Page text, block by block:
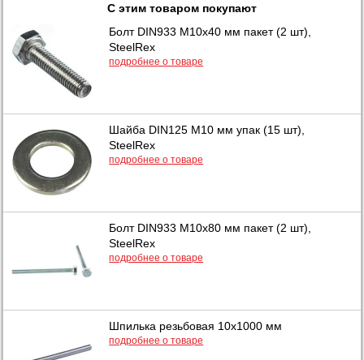
С этим товаром покупают
Болт DIN933 М10х40 мм пакет (2 шт),
SteelRex
подробнее о товаре
Шайба DIN125 М10 мм упак (15 шт),
SteelRex
подробнее о товаре
Болт DIN933 М10х80 мм пакет (2 шт),
SteelRex
подробнее о товаре
Шпилька резьбовая 10х1000 мм
подробнее о товаре